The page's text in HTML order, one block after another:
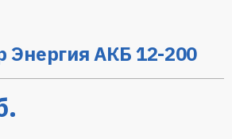
Энергия АКБ 12-200